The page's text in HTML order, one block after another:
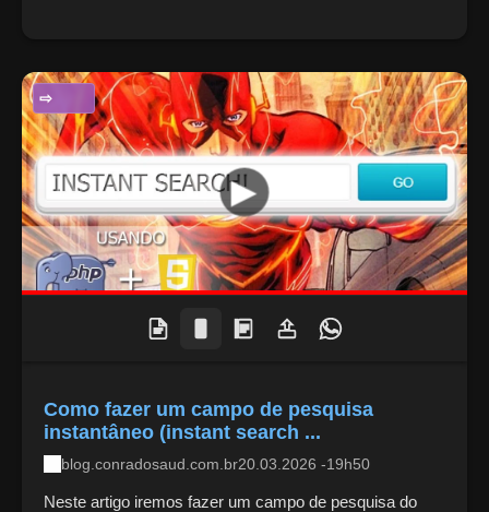
CIÊNCIA
Como fazer um campo de pesquisa
instantâneo (instant search ...
blog.conradosaud.com.br20.03.2026 -19h50
Neste artigo iremos fazer um campo de pesquisa do